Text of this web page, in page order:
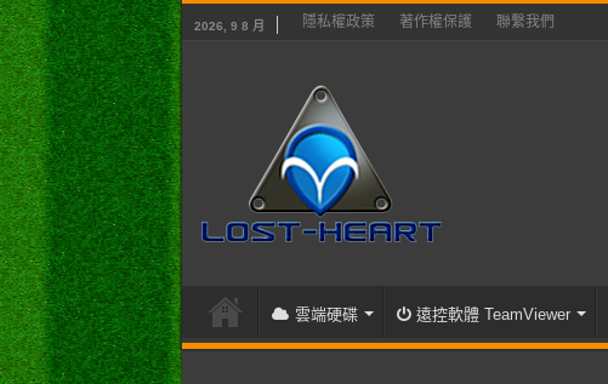
2026, 9 8 月 隱私權政策 著作權保護 聯繫我們
雲端硬碟 遠控軟體 TeamViewer